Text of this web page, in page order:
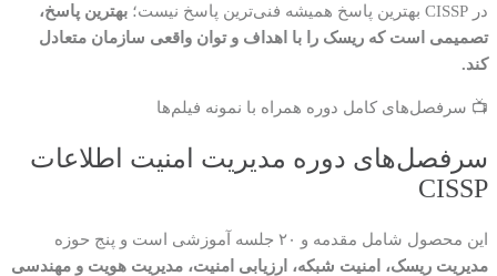
در CISSP بهترین پاسخ همیشه فنی‌ترین پاسخ نیست؛
بهترین پاسخ،
تصمیمی است که ریسک را با اهداف و توان واقعی سازمان متعادل
کند.
📺 سرفصل‌های کامل دوره همراه با نمونه فیلم‌ها
سرفصل‌های دوره مدیریت امنیت اطلاعات
CISSP
این محصول شامل مقدمه و ۲۰ جلسه آموزشی است و پنج حوزه
مدیریت ریسک، امنیت شبکه، ارزیابی امنیت، مدیریت هویت و مهندسی